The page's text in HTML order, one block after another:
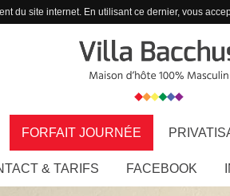
du site internet. En utilisant ce dernier, vous
FORFAIT JOURNÉE
& TARIFS FACEBOOK